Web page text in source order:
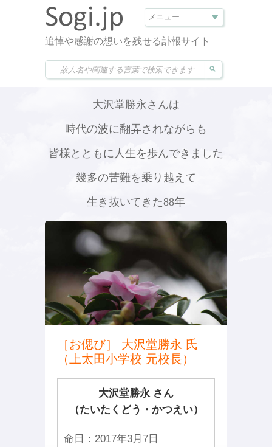
追悼や感謝の想いを残せる訃報サイト
大沢堂勝永さんは
時代の波に翻弄されながらも
皆様とともに人生を歩んできました
幾多の苦難を乗り越えて
生き抜いてきた88年
［お偲び］ 大沢堂勝永 氏
（上太田小学校 元校長）
大沢堂勝永 さん
（たいたくどう・かつえい）
命日： 2017年3月7日